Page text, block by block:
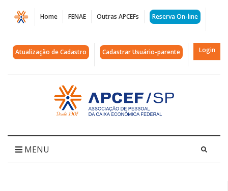
Página
Carta
aberta
presidente
Econômica
Home FENAE Outras APCEFs Reserva On-line
Atualização de Cadastro Cadastrar Usuário-parente Login
Acessar
página
inicial
MENU